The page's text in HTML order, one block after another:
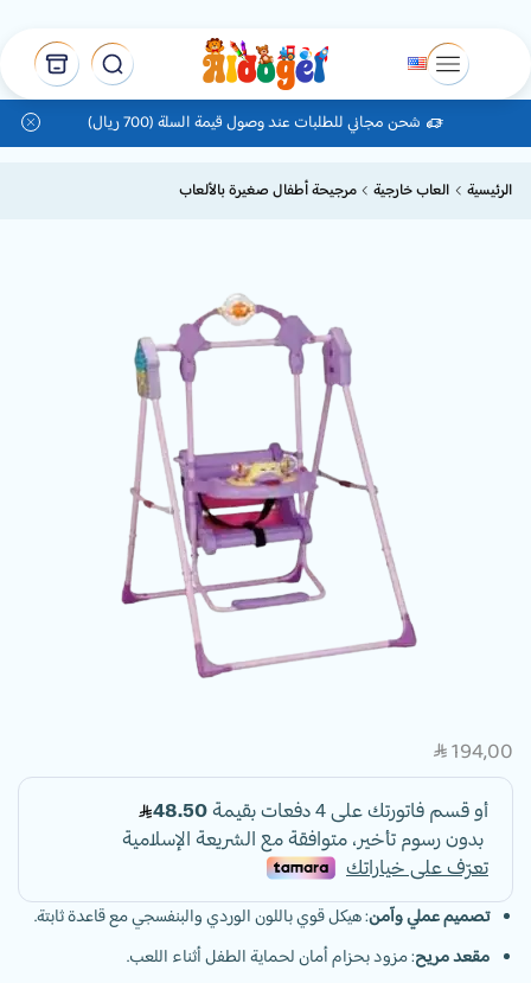
شحن مجاني للطلبات عند وصول قيمة السلة (700 ريال)
الرئيسية العاب خارجية مرجيحة أطفال صغيرة بالألعاب
SAR 194,00
تصميم عملي وآمن: هيكل قوي باللون الوردي والبنفسجي مع قاعدة ثابتة.
مقعد مريح: مزود بحزام أمان لحماية الطفل أثناء اللعب.